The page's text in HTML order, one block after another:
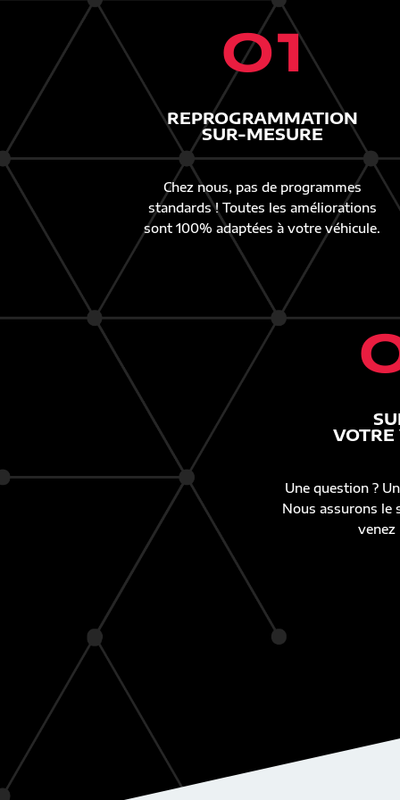
01
REPROGRAMMATION
SUR-MESURE
Chez nous, pas de programmes
standards ! Toutes les améliorations
sont 100% adaptées à votre véhicule.
Une question ?
Nous assurons le
venez